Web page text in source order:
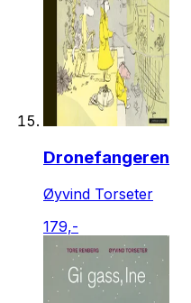
Dronefangeren
Øyvind Torseter
179,-